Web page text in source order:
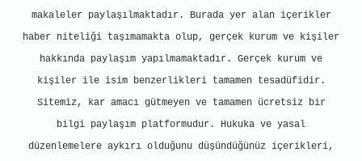
makaleler paylaşılmaktadır. Burada yer alan içerikler
haber niteliği taşımamakta olup, gerçek kurum ve kişiler
hakkında paylaşım yapılmamaktadır. Gerçek kurum ve
kişiler ile isim benzerlikleri tamamen tesadüfidir.
Sitemiz, kar amacı gütmeyen ve tamamen ücretsiz bir
bilgi paylaşım platformudur. Hukuka ve yasal
düzenlemelere aykırı olduğunu düşündüğünüz içerikleri,